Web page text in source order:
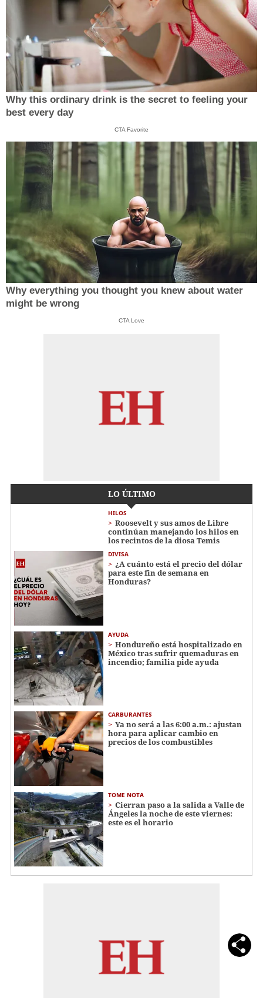
Why this ordinary drink is the secret to feeling your
best every day
CTA Favorite
Why everything you thought you knew about water
might be wrong
CTA Love
LO ÚLTIMO
HILOS
Roosevelt y sus amos de Libre
continúan manejando los hilos en
los recintos de la diosa Temis
DIVISA
¿A cuánto está el precio del dólar
para este fin de semana en
Honduras?
AYUDA
Hondureño está hospitalizado en
México tras sufrir quemaduras en
incendio; familia pide ayuda
CARBURANTES
Ya no será a las 6:00 a.m.: ajustan
hora para aplicar cambio en
precios de los combustibles
TOME NOTA
Cierran paso a la salida a Valle de
Ángeles la noche de este viernes:
este es el horario